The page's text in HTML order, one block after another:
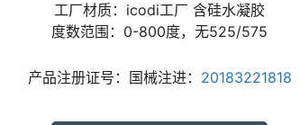
工厂材质：icodi工厂 含硅水凝胶
度数范围：0-800度，无525/575
产品注册证号：国械注进： 20183221818